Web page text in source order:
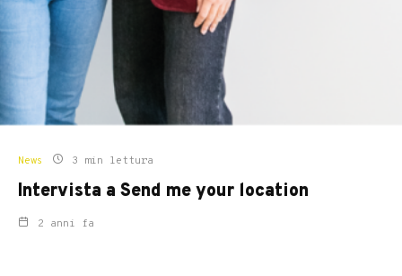
News 3 min lettura
Intervista a Send me your location
2 anni fa